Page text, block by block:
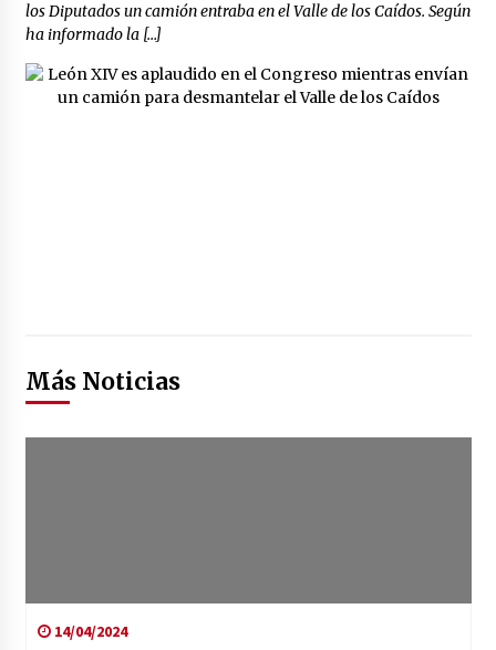
los Diputados un camión entraba en el Valle de los Caídos. Según
ha informado la […]
Más Noticias
14/04/2024